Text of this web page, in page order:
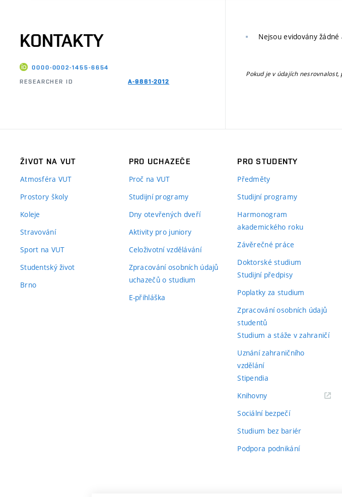
KONTAKTY
0000-0002-1455-6654
RESEARCHER ID A-9861-2012
Nejsou evidovány žádné
Pokud je v údajích nesrovnalost,
ŽIVOT NA VUT
Atmosféra VUT
Prostory školy
Koleje
Stravování
Sport na VUT
Studentský život
Brno
PRO UCHAZEČE
Proč na VUT
Studijní programy
Dny otevřených dveří
Aktivity pro juniory
Celoživotní vzdělávání
Zpracování osobních údajů
uchazečů o studium
E-přihláška
PRO STUDENTY
Předměty
Studijní programy
Harmonogram
akademického roku
Závěrečné práce
Doktorské studium
Studijní předpisy
Poplatky za studium
Zpracování osobních údajů
studentů
Studium a stáže v zahraničí
Uznání zahraničního
vzdělání
Stipendia
Knihovny(externí
Sociální bezpečí
Studium bez bariér
Podpora podnikání